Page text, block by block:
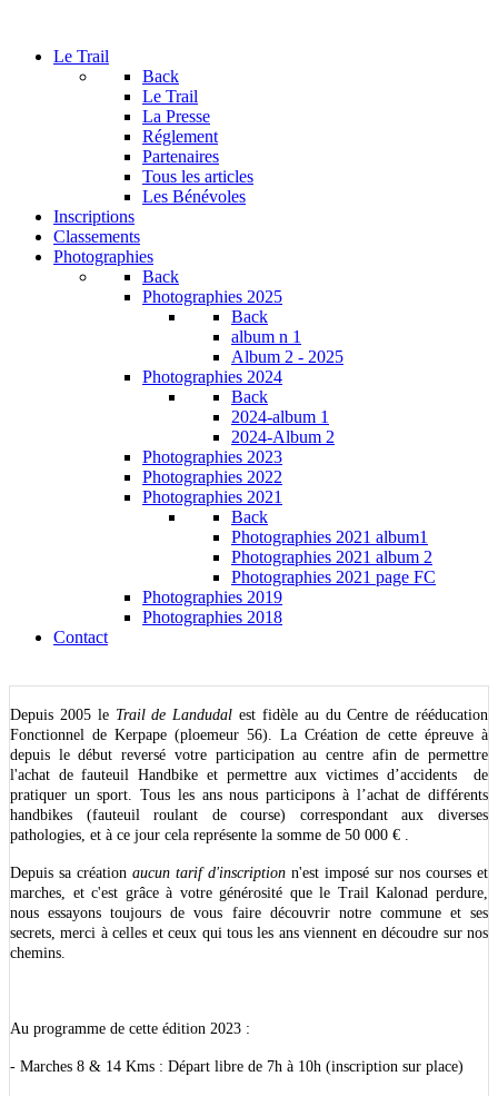
Le Trail
Back
Le Trail
La Presse
Réglement
Partenaires
Tous les articles
Les Bénévoles
Inscriptions
Classements
Photographies
Back
Photographies 2025
Back
album n 1
Album 2 - 2025
Photographies 2024
Back
2024-album 1
2024-Album 2
Photographies 2023
Photographies 2022
Photographies 2021
Back
Photographies 2021 album1
Photographies 2021 album 2
Photographies 2021 page FC
Photographies 2019
Photographies 2018
Contact
Depuis 2005 le Trail de Landudal est fidèle au du Centre de rééducation
Fonctionnel de Kerpape (ploemeur 56). La Création de cette épreuve à
depuis le début reversé votre participation au centre afin de permettre
l'achat de fauteuil Handbike et permettre aux victimes d’accidents de
pratiquer un sport. Tous les ans nous participons à l’achat de différents
handbikes (fauteuil roulant de course) correspondant aux diverses
pathologies, et à ce jour cela représente la somme de 50 000 € .
Depuis sa création aucun tarif d'inscription n'est imposé sur nos courses et
marches, et c'est grâce à votre générosité que le Trail Kalonad perdure,
nous essayons toujours de vous faire découvrir notre commune et ses
secrets, merci à celles et ceux qui tous les ans viennent en découdre sur nos
chemins.
Au programme de cette édition 2023 :
- Marches 8 & 14 Kms : Départ libre de 7h à 10h (inscription sur place)